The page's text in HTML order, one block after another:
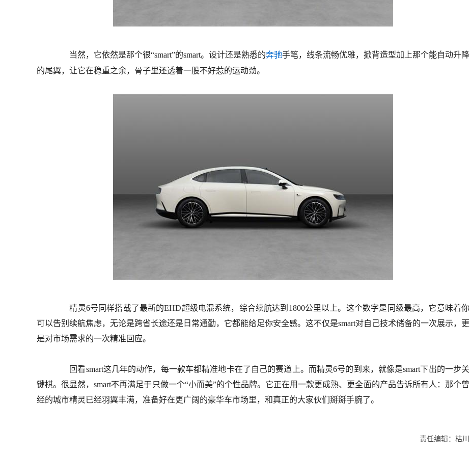
当然，它依然是那个很“smart”的smart。设计还是熟悉的奔驰手笔，线条流畅优雅，掀背造型加上那个能自动升降
的尾翼，让它在稳重之余，骨子里还透着一股不好惹的运动劲。
精灵6号同样搭载了最新的EHD超级电混系统，综合续航达到1800公里以上。这个数字是同级最高，它意味着你
可以告别续航焦虑，无论是跨省长途还是日常通勤，它都能给足你安全感。这不仅是smart对自己技术储备的一次展示，更
是对市场需求的一次精准回应。
回看smart这几年的动作，每一款车都精准地卡在了自己的赛道上。而精灵6号的到来，就像是smart下出的一步关
键棋。很显然，smart不再满足于只做一个“小而美”的个性品牌。它正在用一款更成熟、更全面的产品告诉所有人：那个曾
经的城市精灵已经羽翼丰满，准备好在更广阔的豪华车市场里，和真正的大家伙们掰掰手腕了。
责任编辑：枯川